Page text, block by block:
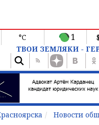
°C 1
ТВОИ ЗЕМЛЯКИ -
Новости